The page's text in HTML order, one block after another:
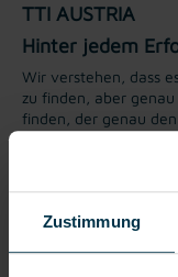
Zustimmung
TTI AUSTRIA
Hinter jedem
Wir verstehen, dass
zu finden, aber
finden, der genau
Mit nur einer
zahlreichen